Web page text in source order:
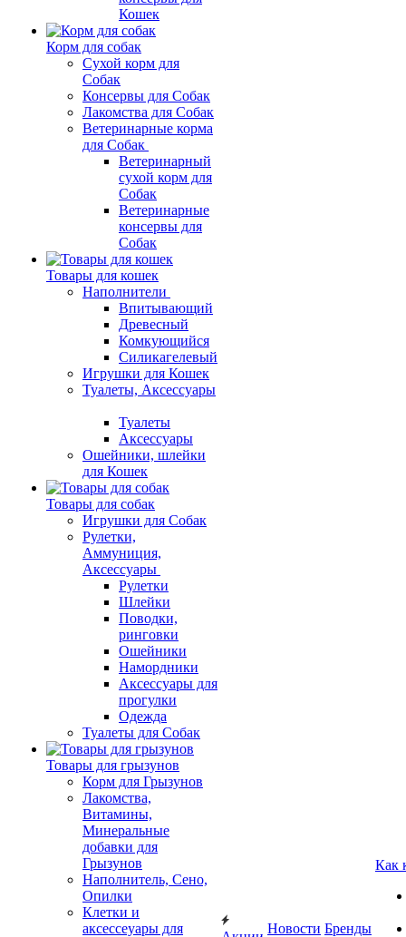
Кошек
Корм для собак
Сухой корм для
Собак
Консервы для Собак
Лакомства для Собак
Ветеринарные корма
для Собак
Ветеринарный
сухой корм для
Собак
Ветеринарные
консервы для
Собак
Товары для кошек
Наполнители
Впитывающий
Древесный
Комкующийся
Силикагелевый
Игрушки для Кошек
Туалеты, Аксессуары
Туалеты
Аксессуары
Ошейники, шлейки
для Кошек
Товары для собак
Игрушки для Собак
Рулетки,
Аммуниция,
Аксессуары
Рулетки
Шлейки
Поводки,
ринговки
Ошейники
Намордники
Аксессуары для
прогулки
Одежда
Туалеты для Собак
Товары для грызунов
Корм для Грызунов
Лакомства,
Витамины,
Минеральные
добавки для
Грызунов
Наполнитель, Сено,
Опилки
Клетки и
аксессеуары для
Новости Бренды
Как